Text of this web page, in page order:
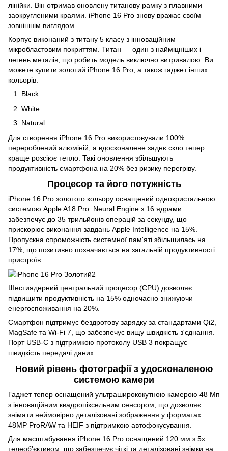
лінійки. Він отримав оновлену титанову рамку з плавними
заокругленими краями. iPhone 16 Pro знову вражає своїм
зовнішнім виглядом.
Корпус виконаний з титану 5 класу з інноваційним
мікробластовим покриттям. Титан — один з найміцніших і
легень металів, що робить модель виключно витривалою. Ви
можете купити золотий iPhone 16 Pro, а також гаджет інших
кольорів:
Black.
White.
Natural.
Для створення iPhone 16 Pro використовували 100%
перероблений алюміній, а вдосконалене заднє скло тепер
краще розсіює тепло. Такі оновлення збільшують
продуктивність смартфона на 20% без ризику перегріву.
Процесор та його потужність
iPhone 16 Pro золотого кольору оснащений однокристальною
системою Apple A18 Pro. Neural Engine з 16 ядрами
забезпечує до 35 трильйонів операцій за секунду, що
прискорює виконання завдань Apple Intelligence на 15%.
Пропускна спроможність системної пам'яті збільшилась на
17%, що позитивно позначається на загальній продуктивності
пристроїв.
Шестиядерний центральний процесор (CPU) дозволяє
підвищити продуктивність на 15% одночасно знижуючи
енергоспоживання на 20%.
Смартфон підтримує бездротову зарядку за стандартами Qi2,
MagSafe та Wi-Fi 7, що забезпечує вищу швидкість з'єднання.
Порт USB-C з підтримкою протоколу USB 3 покращує
швидкість передачі даних.
Новий рівень фотографії з удосконаленою
системою камери
Гаджет тепер оснащений ультраширококутною камерою 48 Мп
з інноваційним квадропіксельним сенсором, що дозволяє
знімати неймовірно деталізовані зображення у форматах
48MP ProRAW та HEIF з підтримкою автофокусування.
Для масштабування iPhone 16 Pro оснащений 120 мм з 5x
телеоб'єктивом, що забезпечує чіткі та деталізовані знімки на